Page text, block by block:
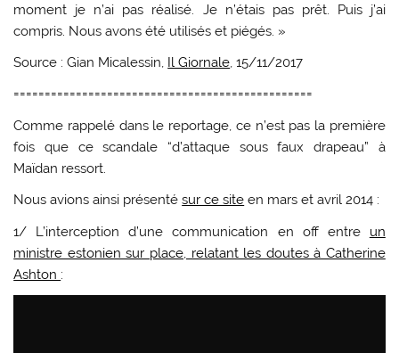
moment je n’ai pas réalisé. Je n’étais pas prêt. Puis j’ai
compris. Nous avons été utilisés et piégés. »
Source : Gian Micalessin, Il Giornale, 15/11/2017
================================================
Comme rappelé dans le reportage, ce n’est pas la première
fois que ce scandale “d’attaque sous faux drapeau” à
Maïdan ressort.
Nous avions ainsi présentésur ce site en mars et avril 2014 :
1/ L’interception d’une communication en off entre un
ministre estonien sur place, relatant les doutes à Catherine
Ashton :